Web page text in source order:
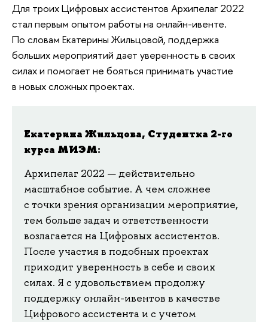
Для троих Цифровых ассистентов Архипелаг 2022
стал первым опытом работы на онлайн-ивенте.
По словам Екатерины Жильцовой, поддержка
больших мероприятий дает уверенность в своих
силах и помогает не бояться принимать участие
в новых сложных проектах.
Екатерина Жильцова, Студентка 2-го
курса МИЭМ:
Архипелаг 2022 — действительно
масштабное событие. А чем сложнее
с точки зрения организации мероприятие,
тем больше задач и ответственности
возлагается на Цифровых ассистентов.
После участия в подобных проектах
приходит уверенность в себе и своих
силах. Я с удовольствием продолжу
поддержку онлайн-ивентов в качестве
Цифрового ассистента и с учетом